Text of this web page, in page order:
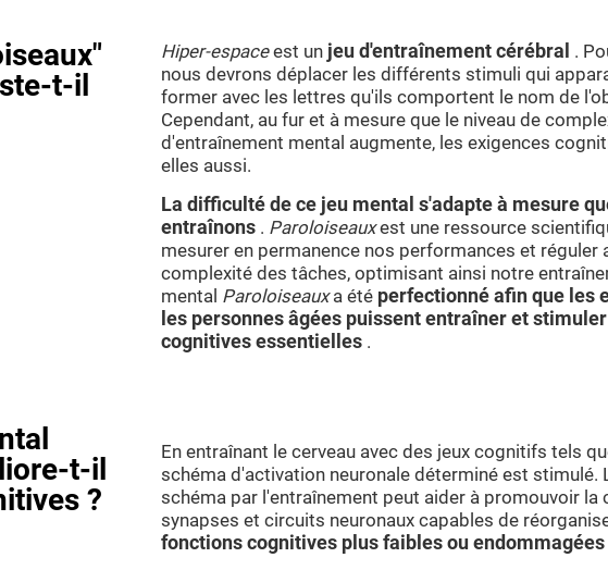
t-il
Hiper-espaceest un jeu d'entraînement cérébral .
nous devrons déplacer les différents stimuli qui
former avec les lettres qu'ils comportent le nom de
Cependant, au fur et à mesure que le niveau de
d'entraînement mental augmente, les exigences
elles aussi.
La difficulté de ce jeu mental s'adapte à mesure
entraînons . Paroloiseauxest une ressource
mesurer en permanence nos performances et réguler
complexité des tâches, optimisant ainsi notre
mental Paroloiseauxa été perfectionné afin que les
les personnes âgées puissent entraîner et
cognitives essentielles .
t-il
?
En entraînant le cerveau avec des jeux cognitifs tels
schéma d'activation neuronale déterminé est stimulé.
schéma par l'entraînement peut aider à promouvoir la
synapses et circuits neuronaux capables de
fonctions cognitives plus faibles ou endommagées